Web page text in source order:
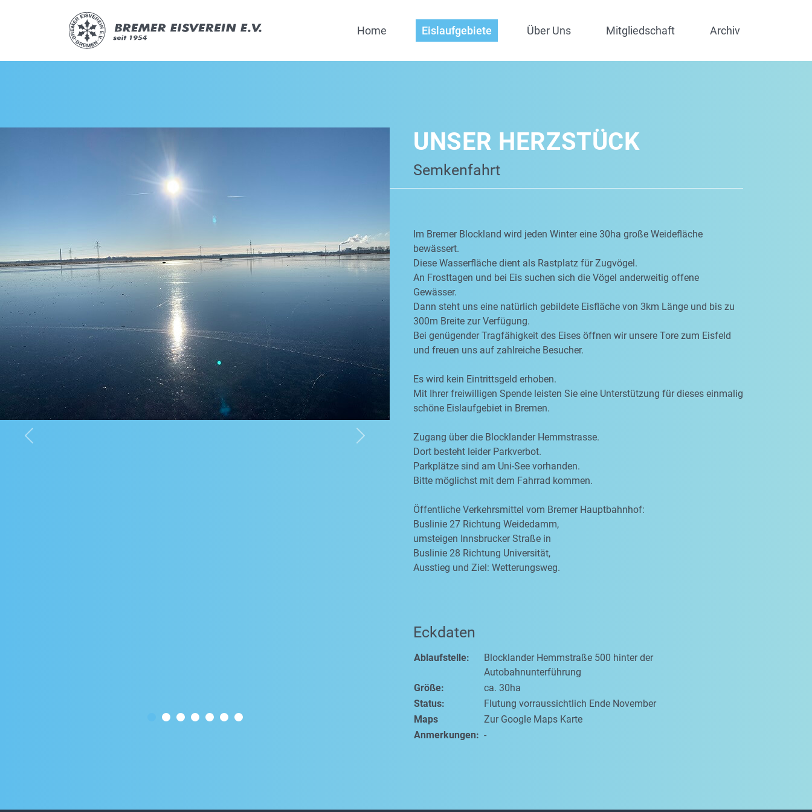
Home Eislaufgebiete Über Uns Mitgliedschaft Archiv
Previous Next
UNSER HERZSTÜCK
Semkenfahrt
Im Bremer Blockland wird jeden Winter eine 30ha große Weidefläche
bewässert.
Diese Wasserfläche dient als Rastplatz für Zugvögel.
An Frosttagen und bei Eis suchen sich die Vögel anderweitig offene
Gewässer.
Dann steht uns eine natürlich gebildete Eisfläche von 3km Länge und bis zu
300m Breite zur Verfügung.
Bei genügender Tragfähigkeit des Eises öffnen wir unsere Tore zum Eisfeld
und freuen uns auf zahlreiche Besucher.
Es wird kein Eintrittsgeld erhoben.
Mit Ihrer freiwilligen Spende leisten Sie eine Unterstützung für dieses einmalig
schöne Eislaufgebiet in Bremen.
Zugang über die Blocklander Hemmstrasse.
Dort besteht leider Parkverbot.
Parkplätze sind am Uni-See vorhanden.
Bitte möglichst mit dem Fahrrad kommen.
Öffentliche Verkehrsmittel vom Bremer Hauptbahnhof:
Buslinie 27 Richtung Weidedamm,
umsteigen Innsbrucker Straße in
Buslinie 28 Richtung Universität,
Ausstieg und Ziel: Wetterungsweg.
Eckdaten
Ablaufstelle:
Blocklander Hemmstraße 500 hinter der
Autobahnunterführung
Größe:
ca. 30ha
Status:
Flutung vorraussichtlich Ende November
Maps
Zur Google Maps Karte
Anmerkungen: -